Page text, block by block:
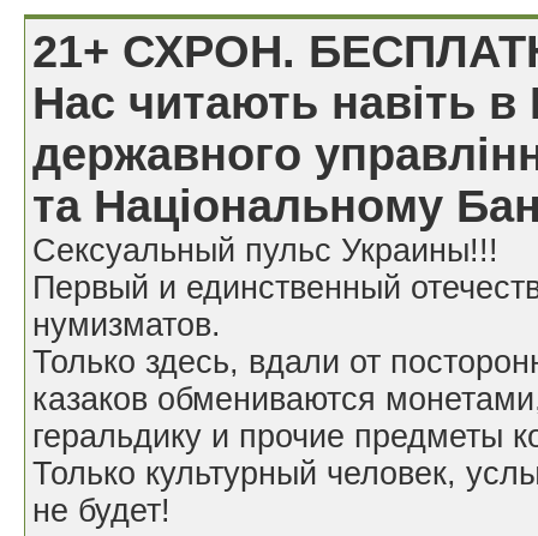
21+ СХРОН.
Нас читають навіть в
державного
та Національному
Сексуальный пульс Украины!!!
Первый и единственный
нумизматов.
Только здесь, вдали от
казаков обмениваются
геральдику и прочие предметы
Только культурный человек,
не будет!